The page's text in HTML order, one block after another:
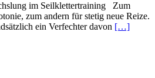
im Seilklettertraining Zum
zum andern für stetig neue Reize.
ein Verfechter davon […]